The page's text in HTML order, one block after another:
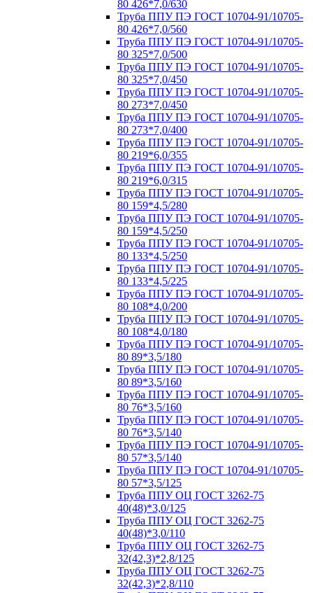
80 426*7,0/630
Труба ППУ ПЭ ГОСТ 10704-91/10705-
80 426*7,0/560
Труба ППУ ПЭ ГОСТ 10704-91/10705-
80 325*7,0/500
Труба ППУ ПЭ ГОСТ 10704-91/10705-
80 325*7,0/450
Труба ППУ ПЭ ГОСТ 10704-91/10705-
80 273*7,0/450
Труба ППУ ПЭ ГОСТ 10704-91/10705-
80 273*7,0/400
Труба ППУ ПЭ ГОСТ 10704-91/10705-
80 219*6,0/355
Труба ППУ ПЭ ГОСТ 10704-91/10705-
80 219*6,0/315
Труба ППУ ПЭ ГОСТ 10704-91/10705-
80 159*4,5/280
Труба ППУ ПЭ ГОСТ 10704-91/10705-
80 159*4,5/250
Труба ППУ ПЭ ГОСТ 10704-91/10705-
80 133*4,5/250
Труба ППУ ПЭ ГОСТ 10704-91/10705-
80 133*4,5/225
Труба ППУ ПЭ ГОСТ 10704-91/10705-
80 108*4,0/200
Труба ППУ ПЭ ГОСТ 10704-91/10705-
80 108*4,0/180
Труба ППУ ПЭ ГОСТ 10704-91/10705-
80 89*3,5/180
Труба ППУ ПЭ ГОСТ 10704-91/10705-
80 89*3,5/160
Труба ППУ ПЭ ГОСТ 10704-91/10705-
80 76*3,5/160
Труба ППУ ПЭ ГОСТ 10704-91/10705-
80 76*3,5/140
Труба ППУ ПЭ ГОСТ 10704-91/10705-
80 57*3,5/140
Труба ППУ ПЭ ГОСТ 10704-91/10705-
80 57*3,5/125
Труба ППУ ОЦ ГОСТ 3262-75
40(48)*3,0/125
Труба ППУ ОЦ ГОСТ 3262-75
40(48)*3,0/110
Труба ППУ ОЦ ГОСТ 3262-75
32(42,3)*2,8/125
Труба ППУ ОЦ ГОСТ 3262-75
32(42,3)*2,8/110